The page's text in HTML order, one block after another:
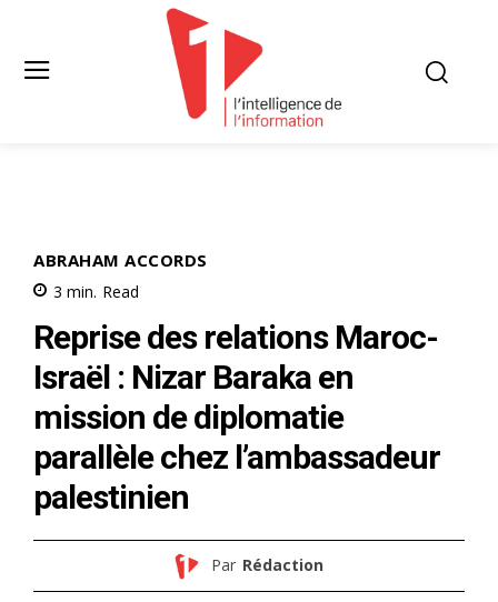
ABRAHAM ACCORDS
3 min. Read
Reprise des relations Maroc-
Israël : Nizar Baraka en
mission de diplomatie
parallèle chez l’ambassadeur
palestinien
Par Rédaction